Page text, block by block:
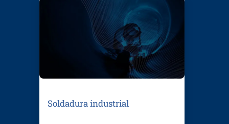
Soldadura industrial